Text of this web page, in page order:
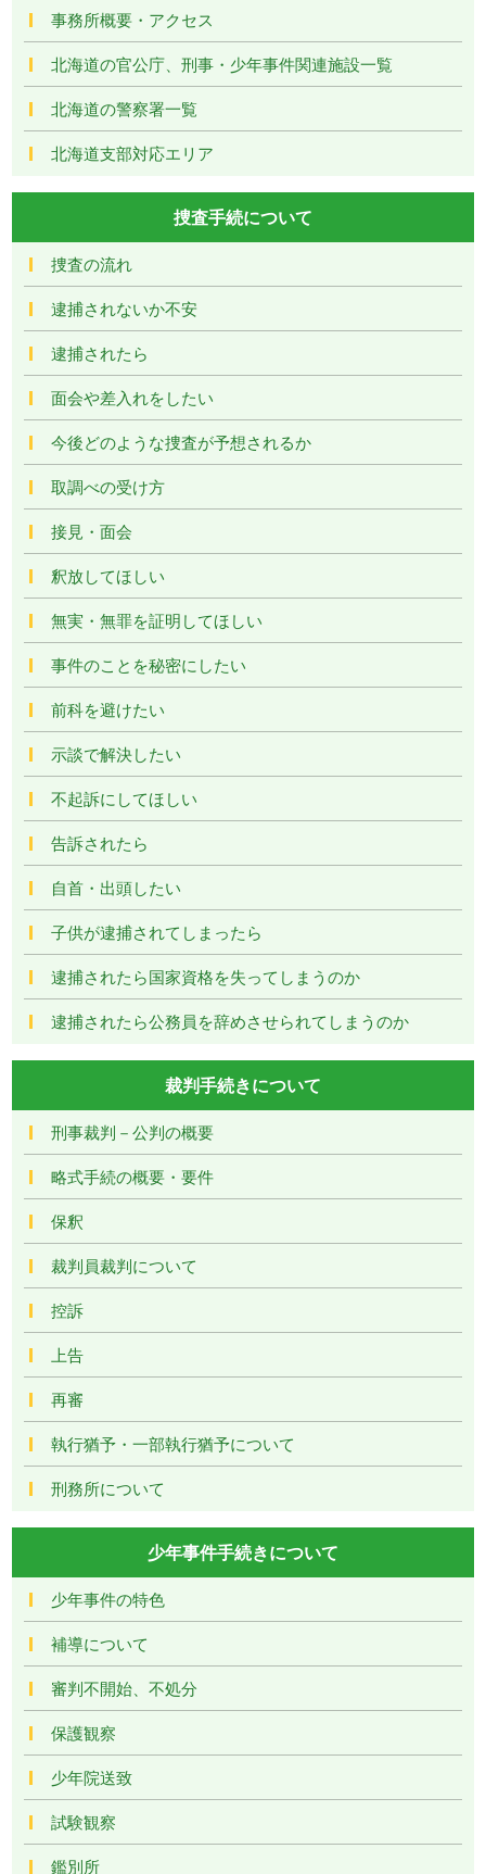
事務所概要・アクセス
北海道の官公庁、刑事・少年事件関連施設一覧
北海道の警察署一覧
北海道支部対応エリア
捜査手続について
捜査の流れ
逮捕されないか不安
逮捕されたら
面会や差入れをしたい
今後どのような捜査が予想されるか
取調べの受け方
接見・面会
釈放してほしい
無実・無罪を証明してほしい
事件のことを秘密にしたい
前科を避けたい
示談で解決したい
不起訴にしてほしい
告訴されたら
自首・出頭したい
子供が逮捕されてしまったら
逮捕されたら国家資格を失ってしまうのか
逮捕されたら公務員を辞めさせられてしまうのか
裁判手続きについて
刑事裁判－公判の概要
略式手続の概要・要件
保釈
裁判員裁判について
控訴
上告
再審
執行猶予・一部執行猶予について
刑務所について
少年事件手続きについて
少年事件の特色
補導について
審判不開始、不処分
保護観察
少年院送致
試験観察
鑑別所